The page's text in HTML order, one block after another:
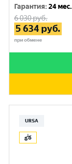
Гарантия:24 мес.
6 030руб.
5 634 руб.
при обмене
URSA